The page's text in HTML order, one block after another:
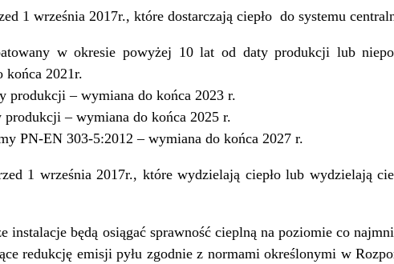
1 września 2017r., które dostarczają ciepło do systemu
w okresie powyżej 10 lat od daty produkcji lub
2021r.
produkcji – wymiana do końca 2023 r.
– wymiana do końca 2025 r.
PN-EN 303-5:2012 – wymiana do końca 2027 r.
1 września 2017r., które wydzielają ciepło lub wydzielają
instalacje będą osiągać sprawność cieplną na poziomie co
redukcję emisji pyłu zgodnie z normami określonymi w